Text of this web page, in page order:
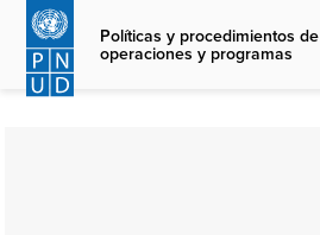
Skip
main
content
Políticas y procedimientos de
operaciones y programas